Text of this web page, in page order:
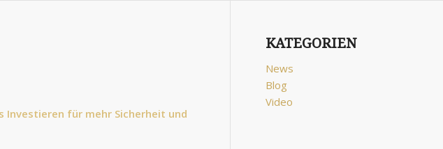
für mehr Sicherheit und
KATEGORIEN
News
Blog
Video